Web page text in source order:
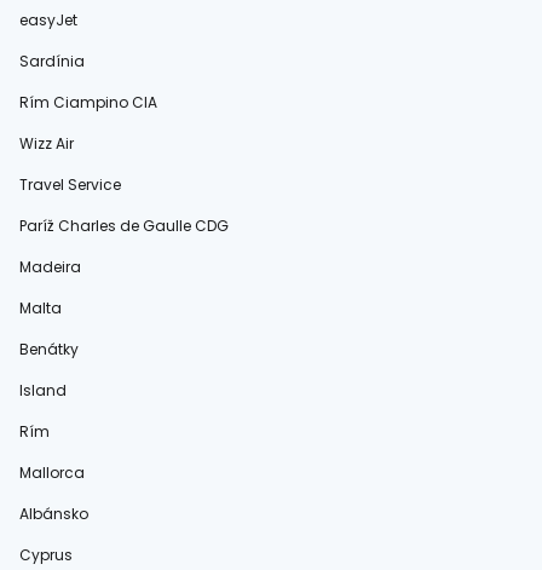
easyJet
Sardínia
Rím Ciampino CIA
Wizz Air
Travel Service
Paríž Charles de Gaulle CDG
Madeira
Malta
Benátky
Island
Rím
Mallorca
Albánsko
Cyprus